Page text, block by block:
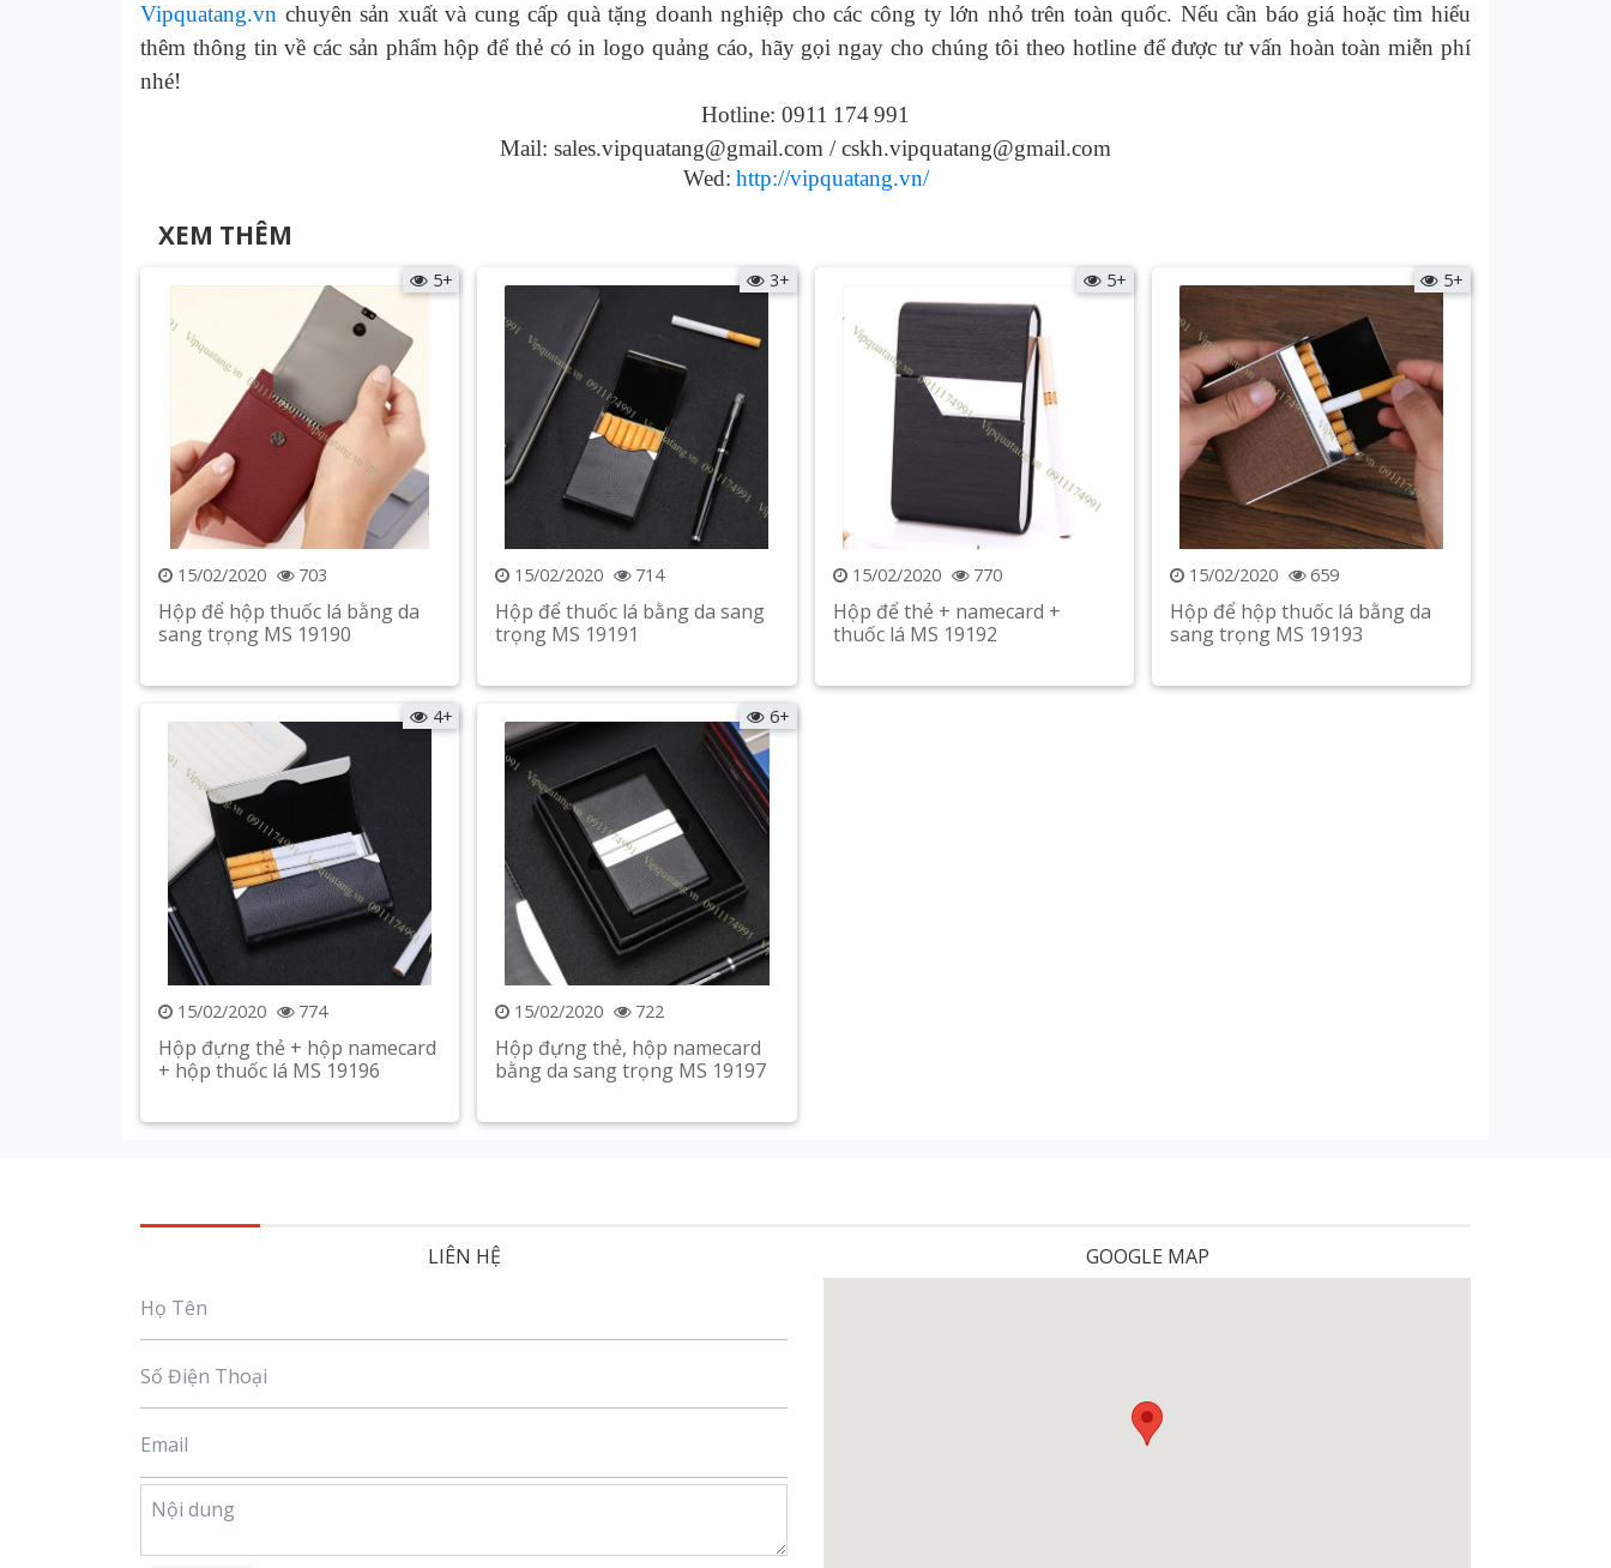
Vipquatang.vn chuyên sản xuất và cung cấp quà tặng doanh nghiệp cho các công ty lớn nhỏ trên toàn quốc. Nếu cần báo giá hoặc tìm hiểu
thêm thông tin về các sản phẩm hộp để thẻ có in logo quảng cáo, hãy gọi ngay cho chúng tôi theo hotline để được tư vấn hoàn toàn miễn phí
nhé!
Hotline: 0911 174991
Mail: sales.vipquatang@gmail.com / cskh.vipquatang@gmail.com
Wed: http://vipquatang.vn/
XEM THÊM
5+
15/02/2020 703
Hộp để hộp thuốc lá bằng da
sang trọng MS 19190
Xem chi tiết
3+
15/02/2020 714
Hộp để thuốc lá bằng da sang
trọng MS 19191
Xem chi tiết
5+
15/02/2020 770
Hộp để thẻ + namecard +
thuốc lá MS 19192
Xem chi tiết
5+
15/02/2020 659
Hộp để hộp thuốc lá bằng da
sang trọng MS 19193
Xem chi tiết
4+
15/02/2020 774
Hộp đựng thẻ + hộp namecard
+ hộp thuốc lá MS 19196
Xem chi tiết
6+
15/02/2020 722
Hộp đựng thẻ, hộp namecard
bằng da sang trọng MS 19197
Xem chi tiết
LIÊN HỆ GOOGLE MAP